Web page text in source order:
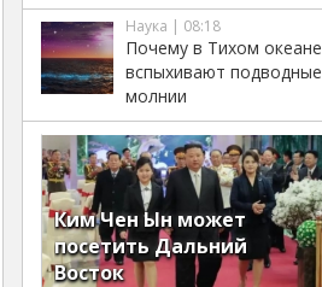
Наука | 08:18
Почему в Тихом океане
вспыхивают подводные
молнии
Ким Чен Ын может
посетить Дальний
Восток